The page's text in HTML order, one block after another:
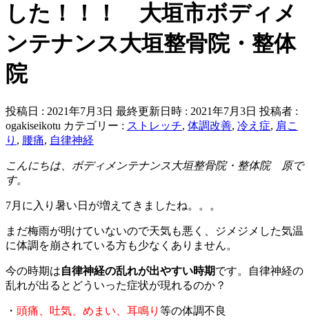
した！！！ 大垣市ボディメ
ンテナンス大垣整骨院・整体
院
投稿日 : 2021年7月3日 最終更新日時 : 2021年7月3日 投稿者 :
ogakiseikotu カテゴリー : ストレッチ, 体調改善, 冷え症, 肩こ
り , 腰痛, 自律神経
こんにちは、ボディメンテナンス大垣整骨院・整体院 原で
す。
7月に入り暑い日が増えてきましたね。。。
まだ梅雨が明けていないので天気も悪く、ジメジメした気温
に体調を崩されている方も少なくありません。
今の時期は自律神経の乱れが出やすい時期です。自律神経の
乱れが出るとどういった症状が現れるのか？
・ 頭痛、吐気、めまい、耳鳴り 等の体調不良